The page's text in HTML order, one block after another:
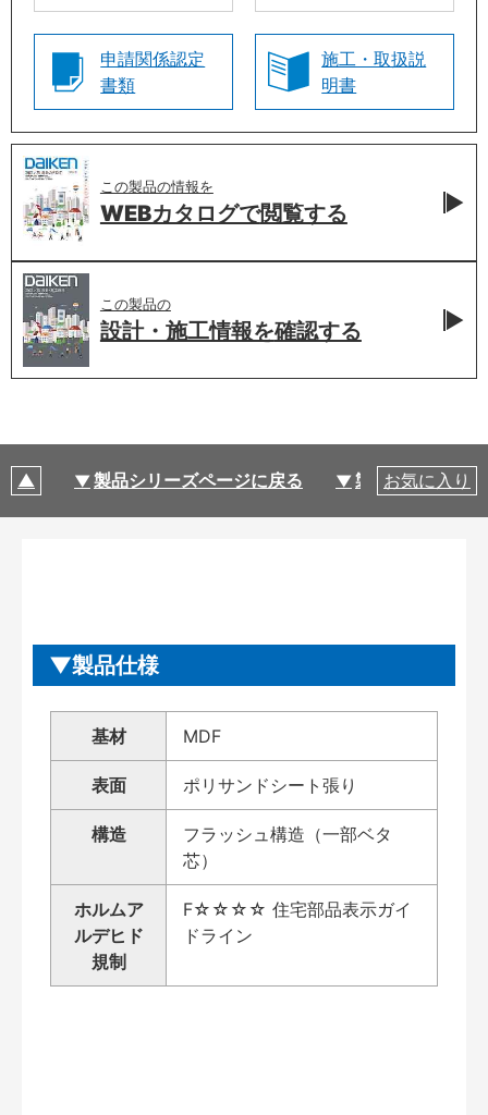
申請関係認定
書類
施工・取扱説
明書
この製品の情報を
WEBカタログで閲覧する
この製品の
設計・施工情報を確認する
製品シリーズページに戻る 製品仕様
お気に入り
製品仕様
基材 MDF
表面 ポリサンドシート張り
構造
フラッシュ構造（一部ベタ
芯）
ホルムア
ルデヒド
規制
F☆☆☆☆ 住宅部品表示ガイ
ドライン